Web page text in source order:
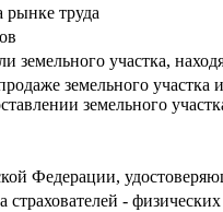
рынке труда
земельного участка,
земельного
земельного
Федерации,
страхователей -